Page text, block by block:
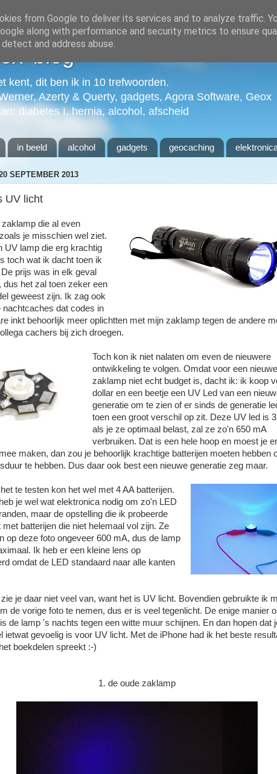
blog
kent, dit ben ik in 10 trefwoorden.
Azerty & Querty, gadgets, Agora Software, Geox
diabetes I, hernia, alcohol, afscheid
in beeld alcohol gadgets geocaching
SEPTEMBER 2013
UV licht
zaklamp die al even
je misschien wel ziet.
UV lamp die erg krachtig
toch wat ik dacht toen ik
prijs was in elk geval
dus het zal toen zeker een
geweest zijn. Ik zag ook
nachtcaches dat codes in
inkt behoorlijk meer oplichtten met mijn zaklamp tegen de andere
cachers bij zich droegen.
Toch kon ik niet nalaten om even de nieuwere
ontwikkeling te volgen. Omdat voor een nieuwe
zaklamp niet echt budget is, dacht ik: ik koop
dollar en een beetje een UV Led van een
generatie om te zien of er sinds de generatie
toen een groot verschil op zit. Deze UV led is
als je ze optimaal belast, zal ze zo'n 650 mA
verbruiken. Dat is een hele hoop en moest je
maken, dan zou je behoorlijk krachtige batterijen moeten hebben
te hebben. Dus daar ook best een nieuwe generatie zeg maar.
te testen kon het wel met 4 AA batterijen.
je wel wat elektronica nodig om zo'n LED
maar de opstelling die ik probeerde
met batterijen die niet helemaal vol zijn. Ze
op deze foto ongeveer 600 mA, dus de lamp
Ik heb er een kleine lens op
omdat de LED standaard naar alle kanten
je daar niet veel van, want het is UV licht. Bovendien gebruikte ik
de vorige foto te nemen, dus er is veel tegenlicht. De enige manier
de lamp 's nachts tegen een witte muur schijnen. En dan hopen dat
ietwat gevoelig is voor UV licht. Met de iPhone had ik het beste
boekdelen spreekt :-)
1. de oude zaklamp
from Google to deliver its services and to analyze traffic.
along with performance and security metrics to ensure
and address abuse.